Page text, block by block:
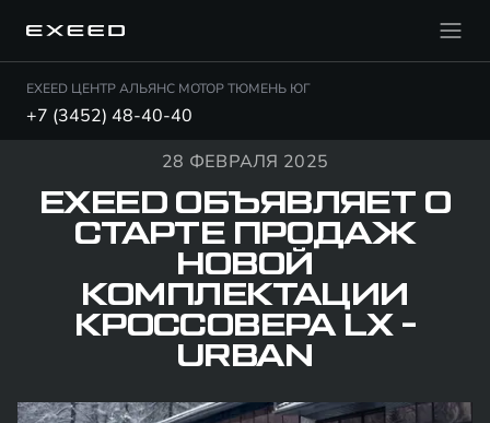
EXEED ЦЕНТР АЛЬЯНС МОТОР ТЮМЕНЬ ЮГ
+7 (3452) 48-40-40
28 ФЕВРАЛЯ 2025
EXEED ОБЪЯВЛЯЕТ О
СТАРТЕ ПРОДАЖ
НОВОЙ
КОМПЛЕКТАЦИИ
КРОССОВЕРА LX -
URBAN